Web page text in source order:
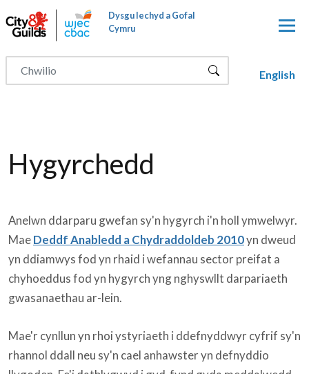
Neidio i'r prif gynnwy
Dysgu Iechyd a Gofal
Cymru
English
Hygyrchedd
Anelwn ddarparu gwefan sy'n hygyrch i'n holl ymwelwyr.
MaeDeddf Anabledd a Chydraddoldeb 2010yn dweud
yn ddiamwys fod yn rhaid i wefannau sector preifat a
chyhoeddus fod yn hygyrch yng nghyswllt darpariaeth
gwasanaethau ar-lein.
Mae'r cynllun yn rhoi ystyriaeth i ddefnyddwyr cyfrif sy'n
rhannol ddall neu sy'n cael anhawster yn defnyddio